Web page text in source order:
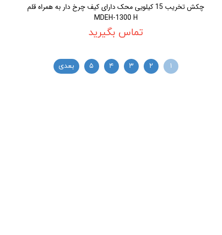
چکش تخريب 15 کيلويی محک دارای کيف چرخ دار به همراه قلم
MDEH-1300 H
تماس بگیرید
۱ ۲ ۳ ۴ ۵ بعدی